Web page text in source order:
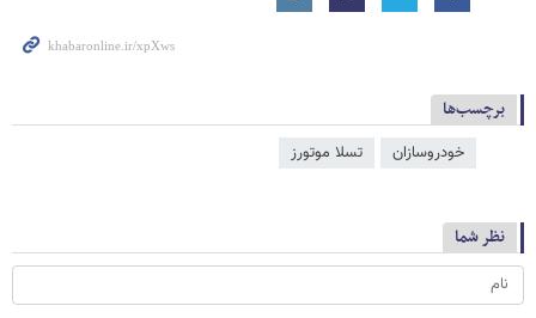
برچسب‌ها
خودروسازان تسلا موتورز
نظر شما